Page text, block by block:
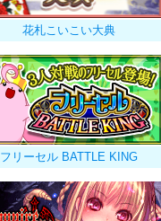
花札こいこい大典
フリーセル BATTLE KING